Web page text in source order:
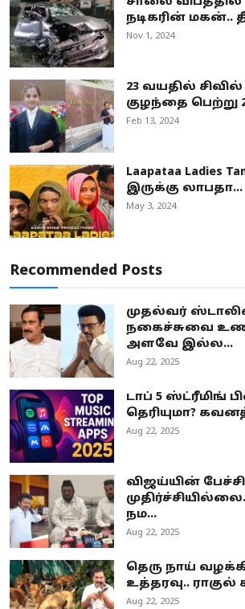
நடிகரின் மகன்..
Nov 1, 2024
23 வயதில் சிவில்
குழந்தை பெற்று
Feb 13, 2024
Laapataa Ladies
இருக்கு லாபதா...
May 3, 2024
Recommended Posts
முதல்வர்
நகைச்சுவை
அளவே இல்ல...
Aug 22, 2025
டாப் 5 ஸ்ட்ரீமிங்
தெரியுமா?
Aug 22, 2025
விஜய்யின்
நம...
Aug 22, 2025
தெரு நாய்
உத்தரவு.. ராகுல்
Aug 22, 2025